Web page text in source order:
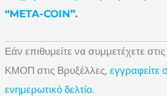
“META-COIN”.
Εάν επιθυμείτε να συμμετέχετε
ΚΜΟΠ στις Βρυξέλλες, εγγραφείτε
ενημερωτικό δελτίο.